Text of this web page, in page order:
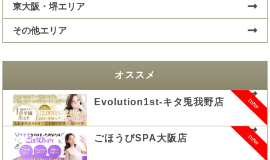
東大阪・堺エリア
その他エリア
オススメ
new
Evolution1st-キタ兎我野店
new
ごほうびSPA大阪店